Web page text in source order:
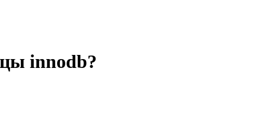
innodb?